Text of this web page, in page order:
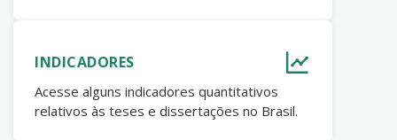
INDICADORES
Acesse alguns indicadores quantitativos
relativos às teses e dissertações no Brasil.